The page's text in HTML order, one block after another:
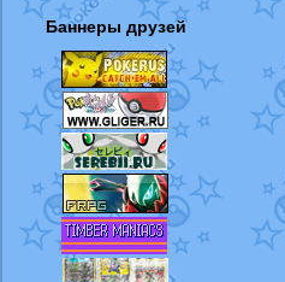
Баннеры друзей